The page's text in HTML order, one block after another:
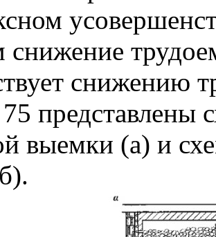
снижение
снижению
представлены
выемки (а) и